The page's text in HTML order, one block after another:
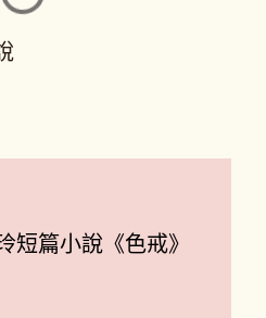
短篇小說《色戒》